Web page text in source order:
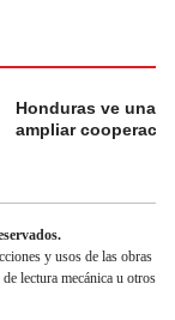
Honduras ve una
ampliar
y usos de las obras
lectura mecánica u otros